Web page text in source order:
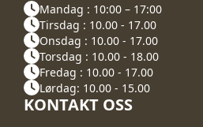
Mandag : 10:00 – 17:00
Tirsdag : 10.00 - 17.00
Onsdag : 10.00 - 17.00
Torsdag : 10.00 - 18.00
Fredag : 10.00 - 17.00
Lørdag: 10.00 - 15.00
KONTAKT OSS